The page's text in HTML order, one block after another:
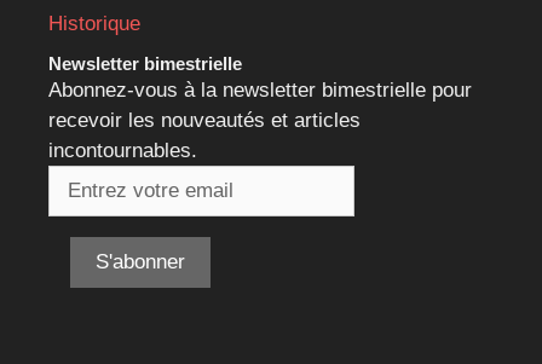
Historique
Newsletter bimestrielle
Abonnez-vous à la newsletter bimestrielle pour
recevoir les nouveautés et articles
incontournables.